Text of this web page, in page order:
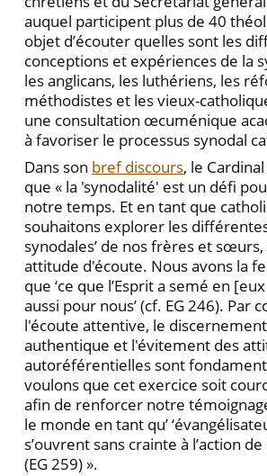
auquel participent plus de 40
objet d’écouter quelles sont les
conceptions et expériences de la
les anglicans, les luthériens, les
méthodistes et les vieux-
une consultation œcuménique
à favoriser le processus synodal
Dans son bref discours, le
que « la 'synodalité' est un défi
notre temps. Et en tant que
souhaitons explorer les
synodales’ de nos frères et sœurs,
attitude d'écoute. Nous avons la
que ‘ce que l’Esprit a semé en
aussi pour nous’ (cf. EG 246). Par
l'écoute attentive, le
authentique et l'évitement des
autoréférentielles sont
voulons que cet exercice soit
afin de renforcer notre
le monde en tant qu’
s’ouvrent sans crainte à l’action de
(EG 259) ».